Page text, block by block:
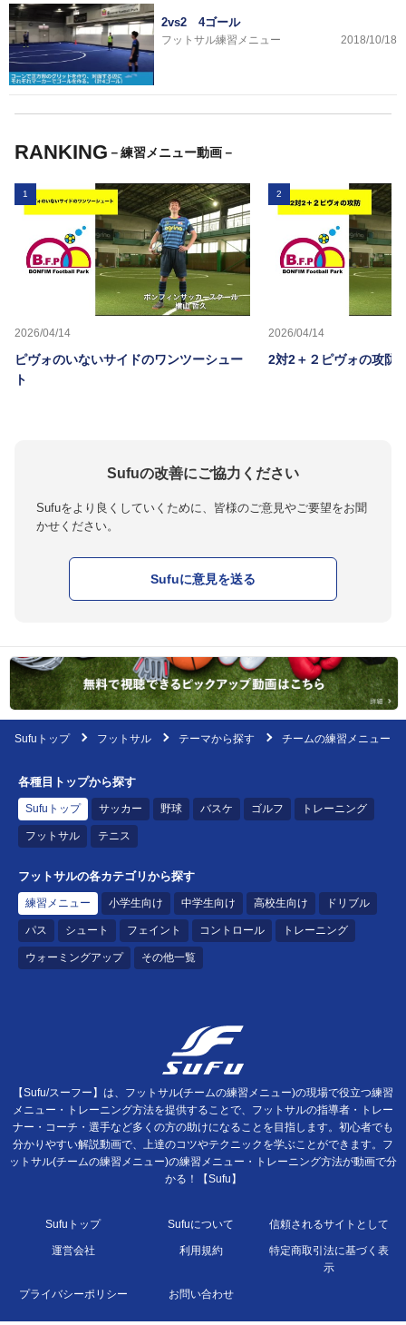
2vs2 4ゴール
フットサル練習メニュー 2018/10/18
RANKING －練習メニュー動画－
1
2026/04/14
ピヴォのいないサイドのワンツーシュー
ト
2
2026/04/14
2対2＋２ピヴォの攻防
Sufuの改善にご協力ください
Sufuをより良くしていくために、皆様のご意見やご要望をお聞
かせください。
Sufuに意見を送る
Sufuトップ フットサル テーマから探す チームの練習メニュー
各種目トップから探す
Sufuトップ サッカー 野球 バスケ ゴルフ トレーニング
フットサル テニス
フットサルの各カテゴリから探す
練習メニュー 小学生向け 中学生向け 高校生向け ドリブル
パス シュート フェイント コントロール トレーニング
ウォーミングアップ その他一覧
【Sufu/スーフー】は、フットサル(チームの練習メニュー)の現場で役立つ練習
メニュー・トレーニング方法を提供することで、フットサルの指導者・トレー
ナー・コーチ・選手など多くの方の助けになることを目指します。初心者でも
分かりやすい解説動画で、上達のコツやテクニックを学ぶことができます。フ
ットサル(チームの練習メニュー)の練習メニュー・トレーニング方法が動画で分
かる！【Sufu】
Sufuトップ Sufuについて 信頼されるサイトとして
運営会社 利用規約
特定商取引法に基づく表
示
プライバシーポリシー お問い合わせ